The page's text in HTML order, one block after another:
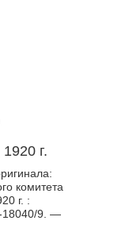
г.
комитета
г. :
18040/9. —